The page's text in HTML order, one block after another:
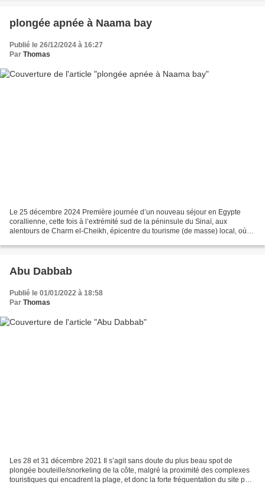
plongée apnée à Naama bay
Publié le 26/12/2024 à 16:27
Par Thomas
Le 25 décembre 2024 Première journée d’un nouveau séjour en Egypte
corallienne, cette fois à l’extrémité sud de la péninsule du Sinaï, aux
alentours de Charm el-Cheikh, épicentre du tourisme (de masse) local, où
Abu Dabbab
Publié le 01/01/2022 à 18:58
Par Thomas
Les 28 et 31 décembre 2021 Il s’agit sans doute du plus beau spot de
plongée bouteille/snorkeling de la côte, malgré la proximité des complexes
touristiques qui encadrent la plage, et donc la forte fréquentation du site par